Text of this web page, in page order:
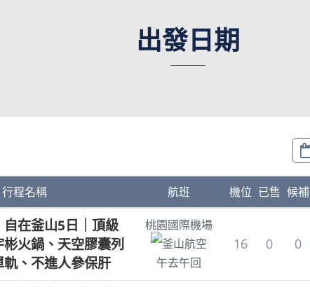
出發日期
行程名稱 航班 機位 已售 候補
自在釜山5日｜頂級
火鍋、天空膠囊列
、不進人參保肝
桃園國際機場
釜山航空
午去午回
16 0 0